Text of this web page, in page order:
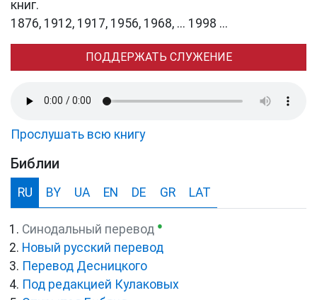
книг.
1876, 1912, 1917, 1956, 1968, ... 1998 ...
ПОДДЕРЖАТЬ СЛУЖЕНИЕ
Прослушать всю книгу
Библии
RU BY UA EN DE GR LAT
Синодальный перевод ●
Новый русский перевод
Перевод Десницкого
Под редакцией Кулаковых